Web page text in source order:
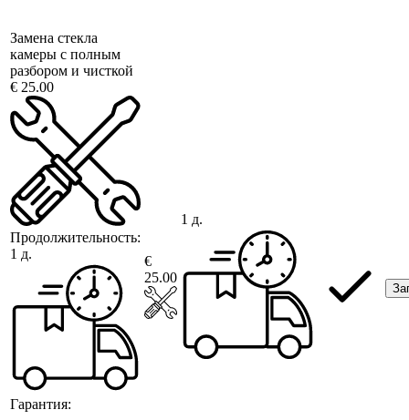
Замена стекла
камеры с полным
разбором и чисткой
€ 25.00
Продолжительность:
1 д.
Гарантия:
€
25.00
1 д.